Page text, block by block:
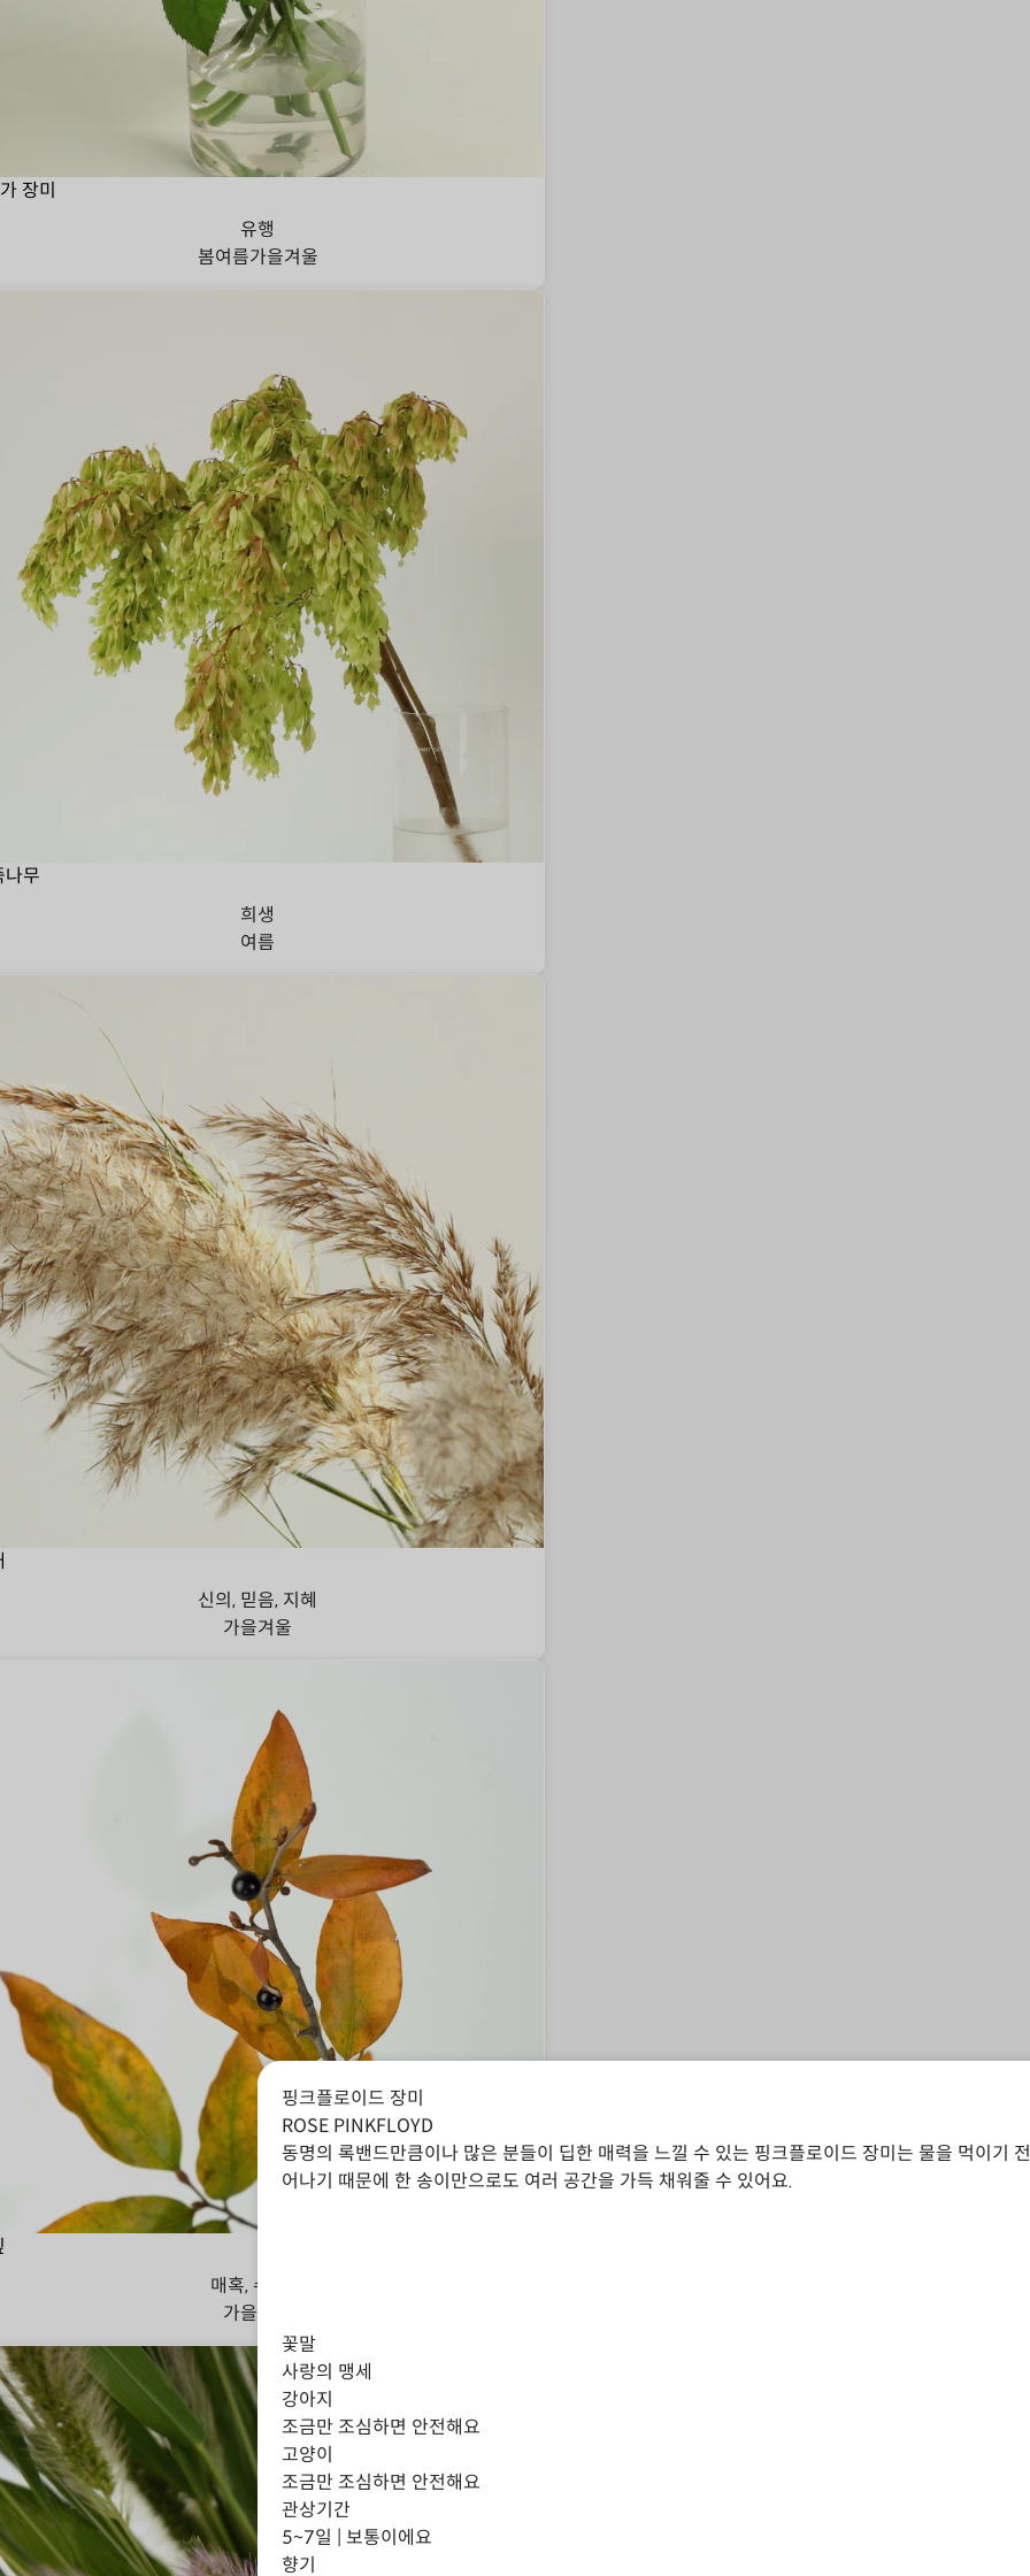
장미
유행
봄여름가을겨울
나무
희생
여름
신의, 믿음, 지혜
가을겨울
매혹, 수줍음
가을
핑크플로이드 장미
ROSE PINKFLOYD
동명의 록밴드만큼이나 많은 분들이 딥한 매력을 느낄 수 있는 핑크플로이드 장미는 물을 먹이
어나기 때문에 한 송이만으로도 여러 공간을 가득 채워줄 수 있어요.
꽃말
사랑의 맹세
강아지
조금만 조심하면 안전해요
고양이
조금만 조심하면 안전해요
관상기간
5~7일 | 보통이에요
향기